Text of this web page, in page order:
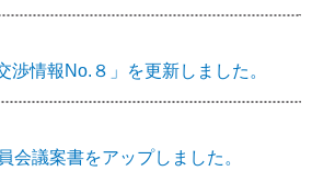
渉情報No.８」を更新しました。
会議案書をアップしました。